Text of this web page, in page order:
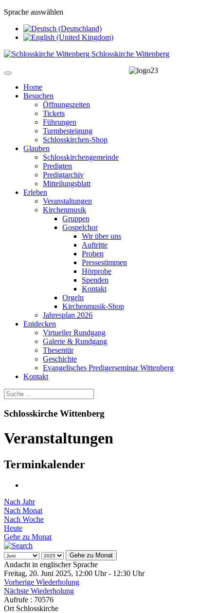
Sprache auswählen
Schlosskirche Wittenberg
Home
Besuchen
Öffnungszeiten
Tickets
Führungen
Turmbesteigung
Schlosskirchen-Shop
Glauben
Schlosskirchengemeinde
Predigten
Predigtarchiv
Mitteilungsblatt
Erleben
Veranstaltungen
Kirchenmusik
Gruppen
Gospelchor
Wir über uns
Auftritte
Proben
Pressestimmen
Hörprobe
Spenden
Kontakt
Orgeln
Kirchenmusik-Shop
Jahresplan 2026
Entdecken
Virtueller Rundgang
Galerie & Rundgang
Thesentür
Geschichte
Evangelisches Predigerseminar Wittenberg
Kontakt
Schlosskirche Wittenberg
Veranstaltungen
Terminkalender
Nach Jahr
Nach Monat
Nach Woche
Heute
Gehe zu Monat
Gehe zu Monat
Andacht in englischer Sprache
Freitag, 20. Juni 2025, 12:00 Uhr - 12:30 Uhr
Vorherige Wiederholung
Nächste Wiederholung
Aufrufe : 70576
Ort Schlosskirche